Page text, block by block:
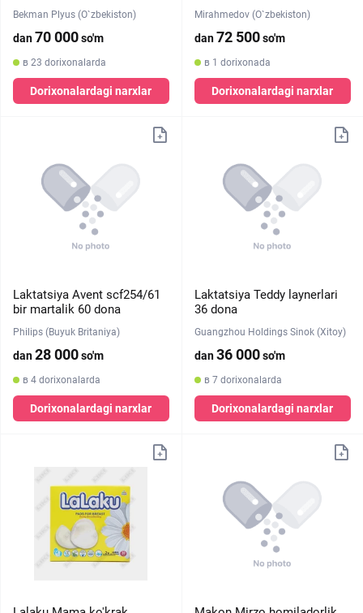
Bekman Plyus (O`zbekiston)
dan70 000so'm
в 23 dorixonalarda
Dorixonalardagi narxlar
Mirahmedov (O`zbekiston)
dan72 500so'm
в 1 dorixonada
Dorixonalardagi narxlar
Laktatsiya Avent scf254/61
bir martalik 60 dona
Philips (Buyuk Britaniya)
dan28 000so'm
в 4 dorixonalarda
Dorixonalardagi narxlar
Laktatsiya Teddy laynerlari
36 dona
Guangzhou Holdings Sinok (Xitoy)
dan36 000so'm
в 7 dorixonalarda
Dorixonalardagi narxlar